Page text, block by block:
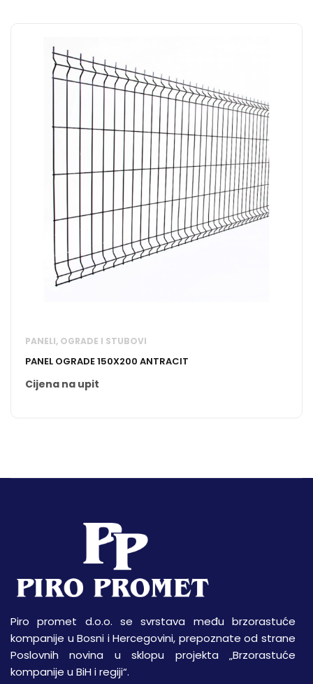
PANELI, OGRADE I STUBOVI
PANEL OGRADE 150X200 ANTRACIT
Cijena na upit
Piro promet d.o.o. se svrstava među brzorastuće
kompanije u Bosni i Hercegovini, prepoznate od strane
Poslovnih novina u sklopu projekta „Brzorastuće
kompanije u BiH i regiji“.